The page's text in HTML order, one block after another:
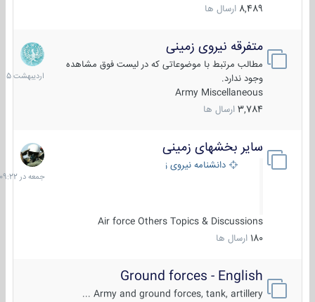
8,489 ارسال ها
متفرقه نیروی زمینی
مطالب مرتبط با موضوعاتی که در لیست فوق مشاهده
وجود ندارد.
Army Miscellaneous
3,784 ارسال ها
27
1405
سایر بخشهای زمینی
دانشنامه نیروی زمینی
Air force Others Topics & Discussions
180 ارسال ها
جمعه
در
09:22
Ground forces - English
Army and ground forces, tank, artillery ...